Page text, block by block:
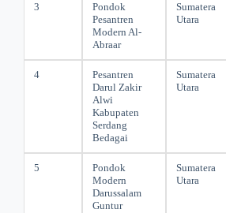
3
Pondok
Pesantren
Modern Al-
Abraar
Sumatera
Utara
4
Pesantren
Darul Zakir
Alwi
Kabupaten
Serdang
Bedagai
Sumatera
Utara
5
Pondok
Modern
Darussalam
Guntur
Sumatera
Utara